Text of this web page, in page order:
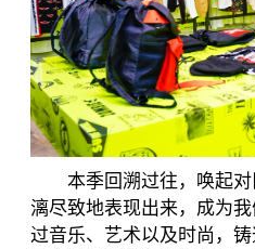
本季回溯过往，唤起对
漓尽致地表现出来，成为
过音乐、艺术以及时尚，